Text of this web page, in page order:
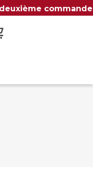
commande